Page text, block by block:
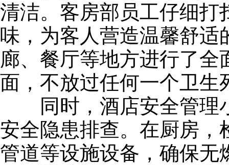
清洁。客房部员工仔细打
味，为客人营造温馨舒适
廊、餐厅等地方进行了
面，不放过任何一个卫生
同时，酒店安全管理
安全隐患排查。在厨房，
管道等设施设备，确保无